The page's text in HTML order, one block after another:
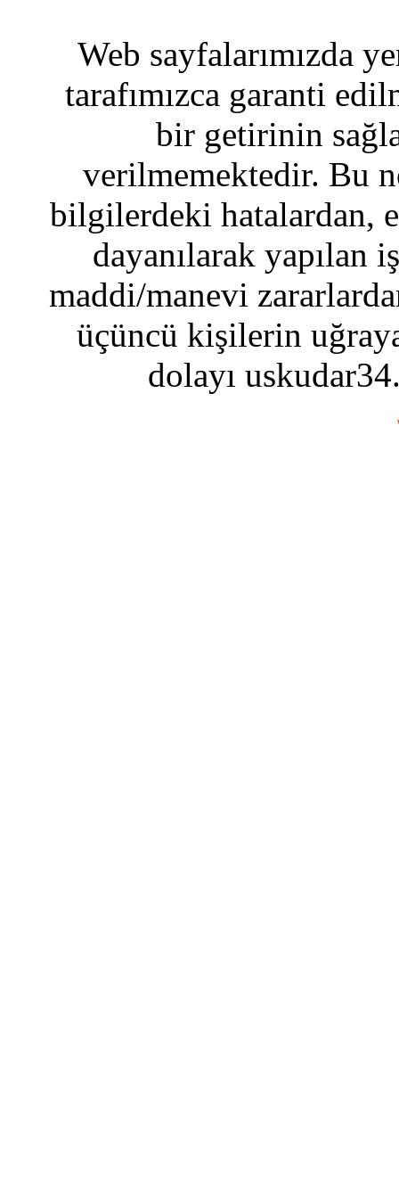
Web sayfalarımızda
tarafımızca garanti
bir getirinin
verilmemektedir. Bu
bilgilerdeki hatalardan,
dayanılarak yapılan
maddi/manevi
üçüncü kişilerin
dolayı